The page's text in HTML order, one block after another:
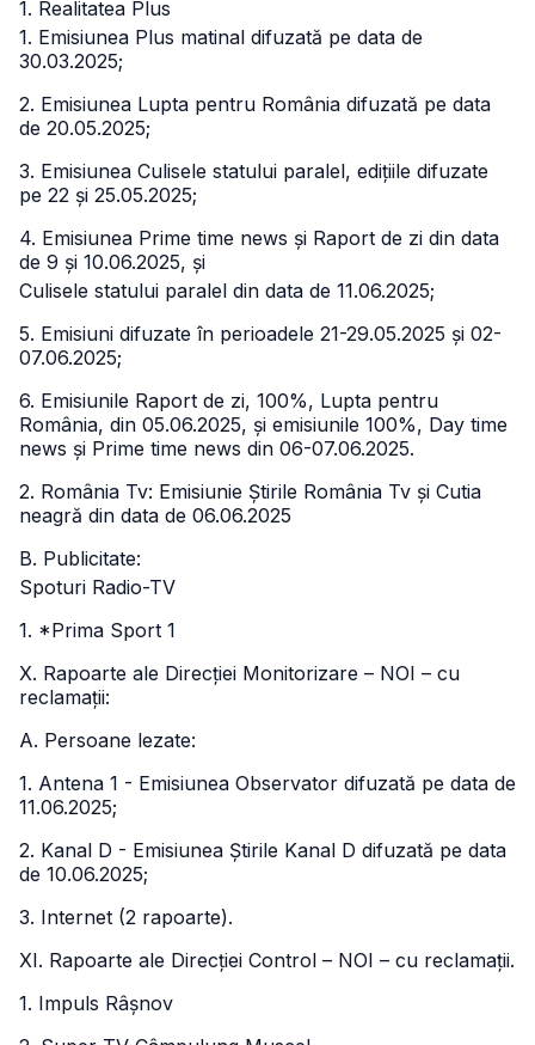
1. Realitatea Plus
1. Emisiunea Plus matinal difuzată pe data de
30.03.2025;
2. Emisiunea Lupta pentru România difuzată pe data
de 20.05.2025;
3. Emisiunea Culisele statului paralel, edițiile difuzate
pe 22 și 25.05.2025;
4. Emisiunea Prime time news și Raport de zi din data
de 9 și 10.06.2025, și
Culisele statului paralel din data de 11.06.2025;
5. Emisiuni difuzate în perioadele 21-29.05.2025 și 02-
07.06.2025;
6. Emisiunile Raport de zi, 100%, Lupta pentru
România, din 05.06.2025, și emisiunile 100%, Day time
news și Prime time news din 06-07.06.2025.
2. România Tv: Emisiunie Știrile România Tv și Cutia
neagră din data de 06.06.2025
B. Publicitate:
Spoturi Radio-TV
1. *Prima Sport 1
X. Rapoarte ale Direcției Monitorizare – NOI – cu
reclamații:
A. Persoane lezate:
1. Antena 1 - Emisiunea Observator difuzată pe data de
11.06.2025;
2. Kanal D - Emisiunea Știrile Kanal D difuzată pe data
de 10.06.2025;
3. Internet (2 rapoarte).
XI. Rapoarte ale Direcției Control – NOI – cu reclamații.
1. Impuls Râșnov